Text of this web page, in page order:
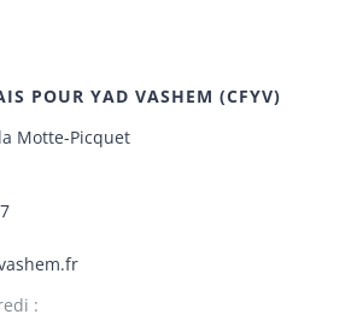
POUR YAD VASHEM (CFYV)
Motte-Picquet
: